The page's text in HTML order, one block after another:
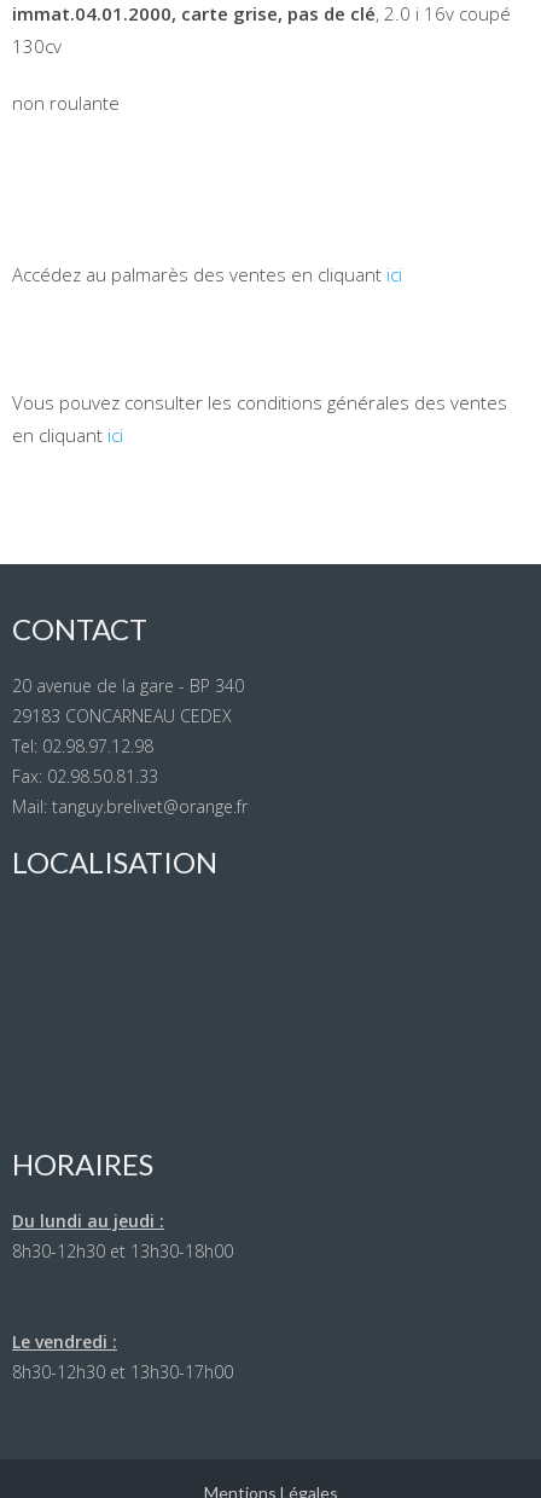
immat.04.01.2000, carte grise, pas de clé, 2.0 i 16v coupé
130cv
non roulante
Accédez au palmarès des ventes en cliquant ici
Vous pouvez consulter les conditions générales des ventes
en cliquant ici
CONTACT
20 avenue de la gare - BP 340
29183 CONCARNEAU CEDEX
Tel: 02.98.97.12.98
Fax: 02.98.50.81.33
Mail: tanguy.brelivet@orange.fr
LOCALISATION
HORAIRES
Du lundi au jeudi :
8h30-12h30 et 13h30-18h00
Le vendredi :
8h30-12h30 et 13h30-17h00
Mentions Légales